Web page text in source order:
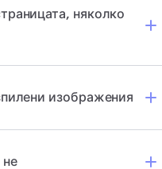
няколко
изображения
не